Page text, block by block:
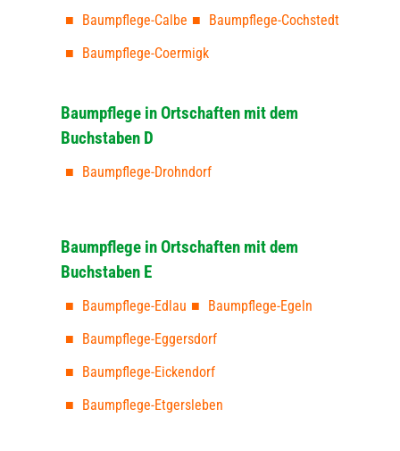
Baumpflege-Calbe
Baumpflege-Cochstedt
Baumpflege-Coermigk
Baumpflege in Ortschaften mit dem
Buchstaben D
Baumpflege-Drohndorf
Baumpflege in Ortschaften mit dem
Buchstaben E
Baumpflege-Edlau
Baumpflege-Egeln
Baumpflege-Eggersdorf
Baumpflege-Eickendorf
Baumpflege-Etgersleben